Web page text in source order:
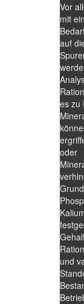
Vor
mit
auf
es zu
oder
und